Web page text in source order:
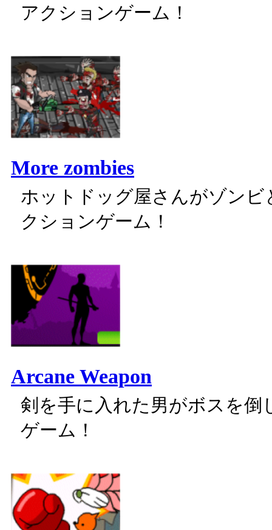
アクションゲーム！
More zombies
ホットドッグ屋さんがゾンビ
クションゲーム！
Arcane Weapon
剣を手に入れた男がボスを倒
ゲーム！